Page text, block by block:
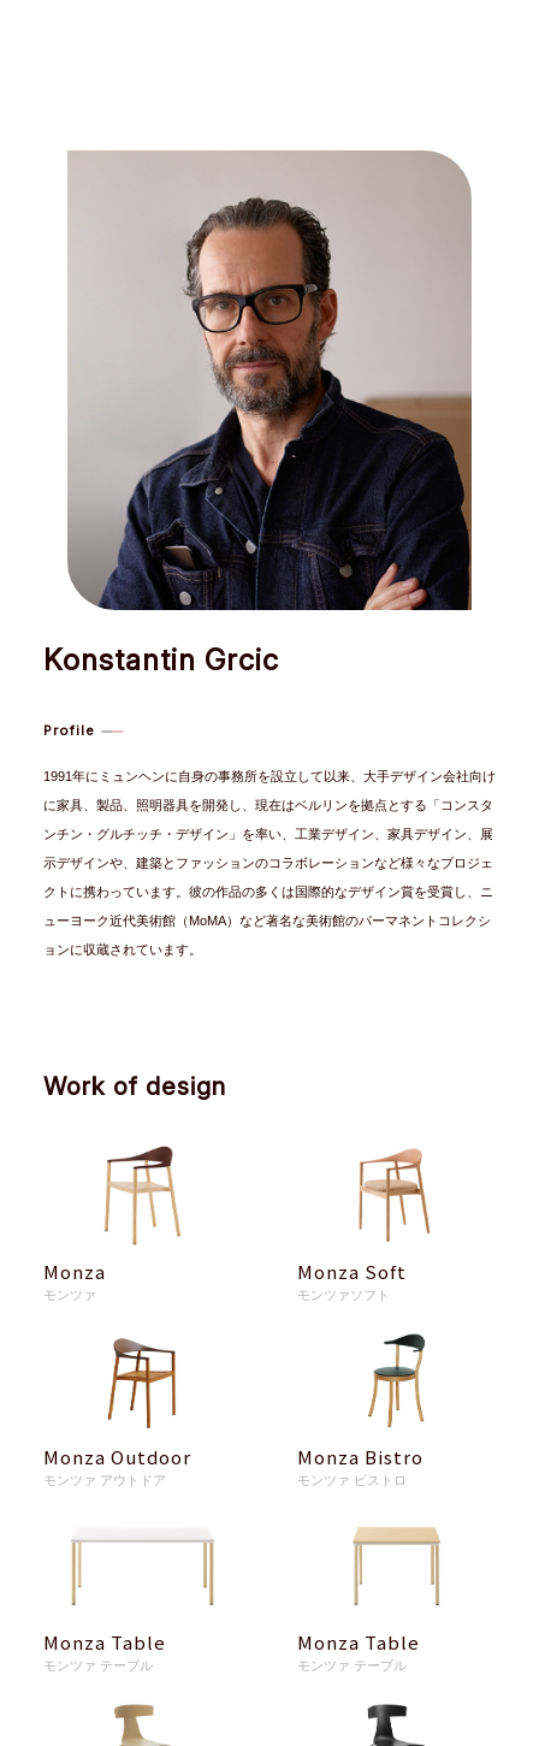
Konstantin Grcic
Profile
1991年にミュンヘンに自身の事務所を設立して以来、大手デザイン会社向け
に家具、製品、照明器具を開発し、現在はベルリンを拠点とする「コンスタ
ンチン・グルチッチ・デザイン」を率い、工業デザイン、家具デザイン、展
示デザインや、建築とファッションのコラボレーションなど様々なプロジェ
クトに携わっています。彼の作品の多くは国際的なデザイン賞を受賞し、ニ
ューヨーク近代美術館（MoMA）など著名な美術館のパーマネントコレクシ
ョンに収蔵されています。
Work of design
Monza
モンツァ
Monza Soft
モンツァソフト
Monza Outdoor
モンツァ アウトドア
Monza Bistro
モンツァ ビストロ
Monza Table
モンツァ テーブル
Monza Table
モンツァ テーブル